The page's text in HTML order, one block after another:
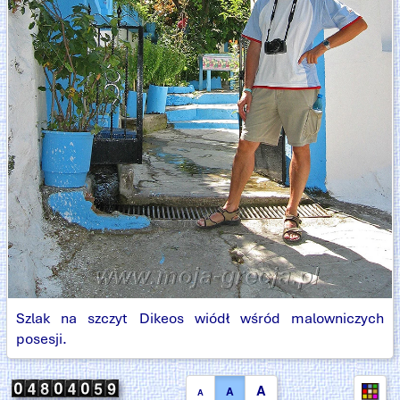
Szlak na szczyt Dikeos wiódł wśród malowniczych
posesji.
A A A